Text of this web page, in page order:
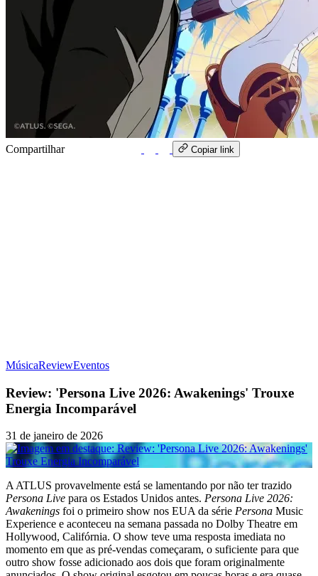
Compartilhar Copiar link
MúsicaReviewEventos
Review: 'Persona Live 2026: Awakenings' Trouxe
Energia Incomparável
31 de janeiro de 2026
A ATLUS provavelmente está se lamentando por não ter trazido
Persona Live para os Estados Unidos antes. Persona Live 2026:
Awakenings foi o primeiro show nos EUA da série Persona Music
Experience e aconteceu na semana passada no Dolby Theatre em
Hollywood, Califórnia. O show teve uma resposta imediata no
momento em que as pré-vendas começaram, o suficiente para que
outro show fosse adicionado aos dois que foram originalmente